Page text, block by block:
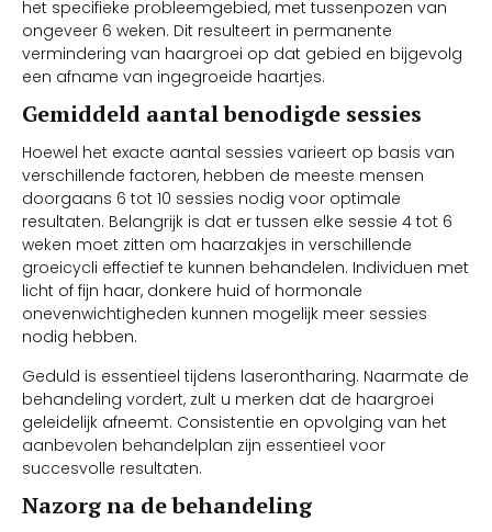
het specifieke probleemgebied, met tussenpozen van
ongeveer 6 weken. Dit resulteert in permanente
vermindering van haargroei op dat gebied en bijgevolg
een afname van ingegroeide haartjes.
Gemiddeld aantal benodigde sessies
Hoewel het exacte aantal sessies varieert op basis van
verschillende factoren, hebben de meeste mensen
doorgaans 6 tot 10 sessies nodig voor optimale
resultaten. Belangrijk is dat er tussen elke sessie 4 tot 6
weken moet zitten om haarzakjes in verschillende
groeicycli effectief te kunnen behandelen. Individuen met
licht of fijn haar, donkere huid of hormonale
onevenwichtigheden kunnen mogelijk meer sessies
nodig hebben.
Geduld is essentieel tijdens laserontharing. Naarmate de
behandeling vordert, zult u merken dat de haargroei
geleidelijk afneemt. Consistentie en opvolging van het
aanbevolen behandelplan zijn essentieel voor
succesvolle resultaten.
Nazorg na de behandeling